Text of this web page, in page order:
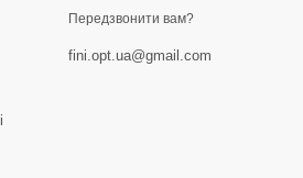
Передзвонити вам?
fini.opt.ua@gmail.com